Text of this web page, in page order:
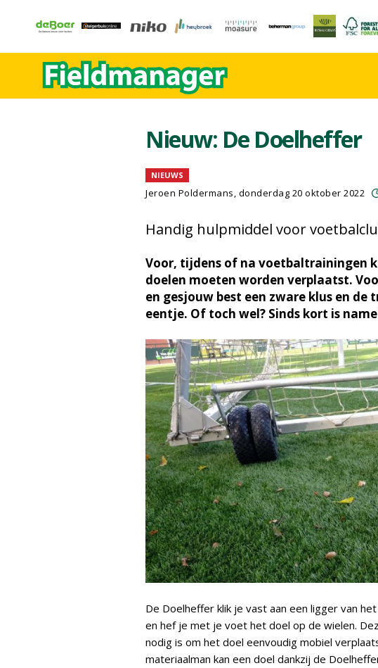
Nieuw: De Doelheffer
NIEUWS
Jeroen Poldermans, donderdag 20 oktober 2022
Handig hulpmiddel voor
Voor, tijdens of na voetbaltrainingen
doelen moeten worden verplaatst.
en gesjouw best een zware klus en
eentje. Of toch wel? Sinds kort is
De Doelheffer klik je vast aan een ligger van
en hef je met je voet het doel op de wielen.
nodig is om het doel eenvoudig mobiel
materiaalman kan een doel dankzij de